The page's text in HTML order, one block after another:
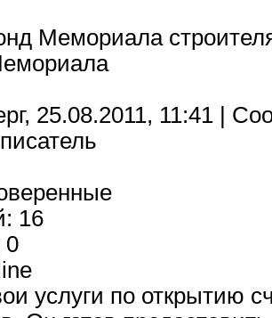
Мемориала
25.08.2011, 11:41 |
16
0
услуги по открытию